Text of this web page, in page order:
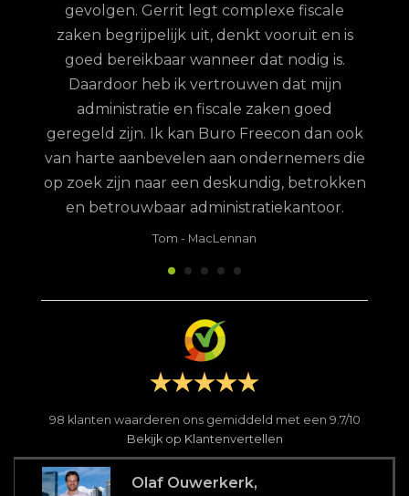
gevolgen. Gerrit legt complexe fiscale
zaken begrijpelijk uit, denkt vooruit en is
goed bereikbaar wanneer dat nodig is.
Daardoor heb ik vertrouwen dat mijn
administratie en fiscale zaken goed
geregeld zijn. Ik kan Buro Freecon dan ook
van harte aanbevelen aan ondernemers die
op zoek zijn naar een deskundig, betrokken
en betrouwbaar administratiekantoor.
Tom - MacLennan
98 klanten waarderen ons gemiddeld met een 9.7/10
Bekijk op Klantenvertellen
Olaf Ouwerkerk,